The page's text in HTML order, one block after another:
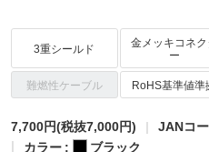
3重シールド 金メッキコネク
ー
難燃性ケーブル RoHS基準値準
7,700円(税抜7,000円)
JANコ
カラー :
ブラック